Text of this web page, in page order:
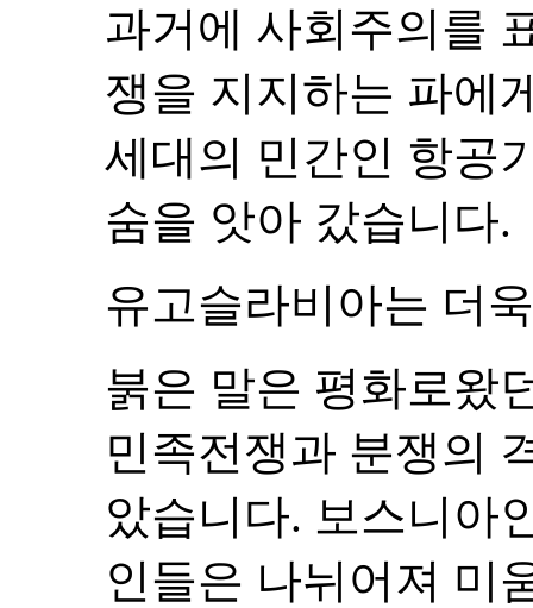
과거에 사회주의를
쟁을 지지하는 파에
세대의 민간인 항공
숨을 앗아 갔습니다.
유고슬라비아는 더
붉은 말은 평화로왔
민족전쟁과 분쟁의
았습니다. 보스니아
인들은 나뉘어져 미